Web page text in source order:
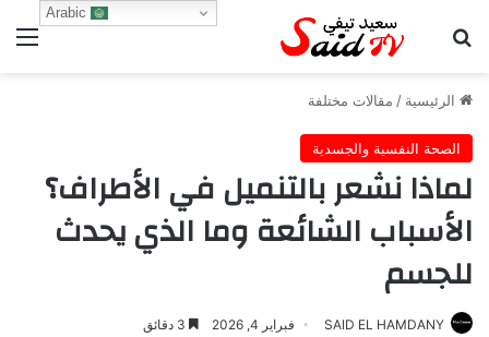
بحث عن
الرئيسية / مقالات مختلفة
الصحة النفسية والجسدية
لماذا نشعر بالتنميل في الأطراف؟
الأسباب الشائعة وما الذي يحدث
للجسم
SAID EL HAMDANY فبراير 4, 2026